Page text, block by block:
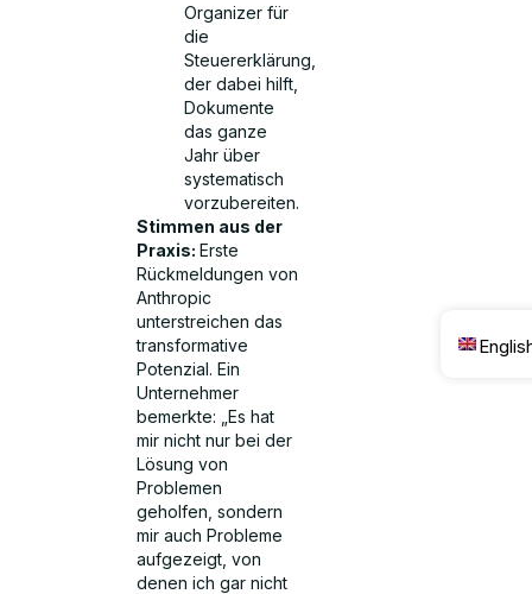
Organizer für
die
Steuererklärung,
der dabei hilft,
Dokumente
das ganze
Jahr über
systematisch
vorzubereiten.
Stimmen aus der
Praxis:Erste
Rückmeldungen von
Anthropic
unterstreichen das
transformative
Potenzial. Ein
Unternehmer
bemerkte: „Es hat
mir nicht nur bei der
Lösung von
Problemen
geholfen, sondern
mir auch Probleme
aufgezeigt, von
denen ich gar nicht